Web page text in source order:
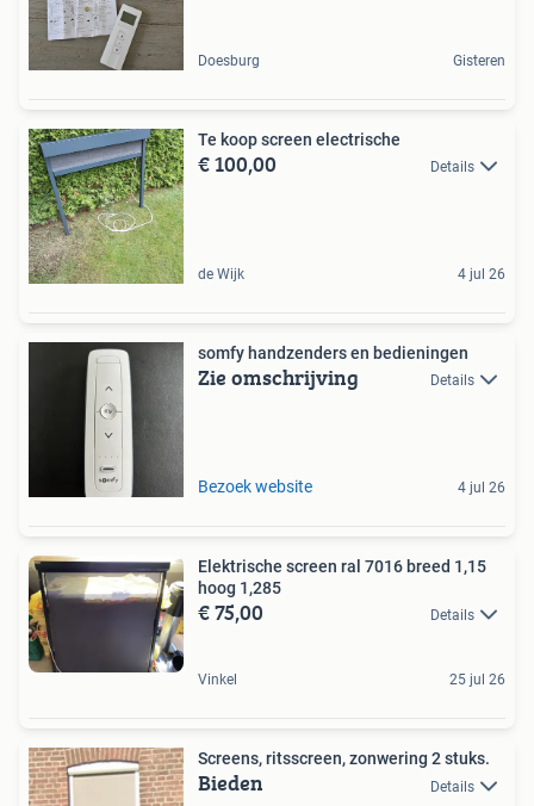
Doesburg Gisteren
Te koop screen electrische
€ 100,00 Details
de Wijk 4 jul 26
somfy handzenders en bedieningen
Zie omschrijving Details
Bezoek website 4 jul 26
Elektrische screen ral 7016 breed 1,15
hoog 1,285
€ 75,00 Details
Vinkel 25 jul 26
Screens, ritsscreen, zonwering 2 stuks.
Bieden Details